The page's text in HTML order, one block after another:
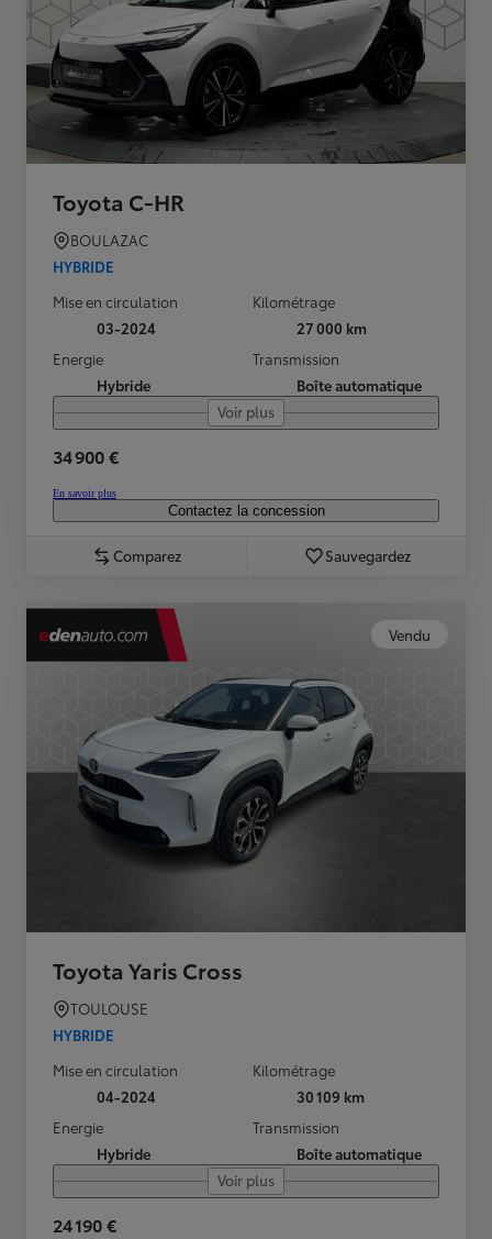
Toyota C-HR
BOULAZAC
HYBRIDE
Mise en circulation
03-2024
Kilométrage
27 000 km
Energie
Hybride
Transmission
Boîte automatique
Voir plus
34 900 €
En savoir plus
Contactez la concession
Comparez Sauvegardez
Vendu
Toyota Yaris Cross
TOULOUSE
HYBRIDE
Mise en circulation
04-2024
Kilométrage
30 109 km
Energie
Hybride
Transmission
Boîte automatique
Voir plus
24 190 €